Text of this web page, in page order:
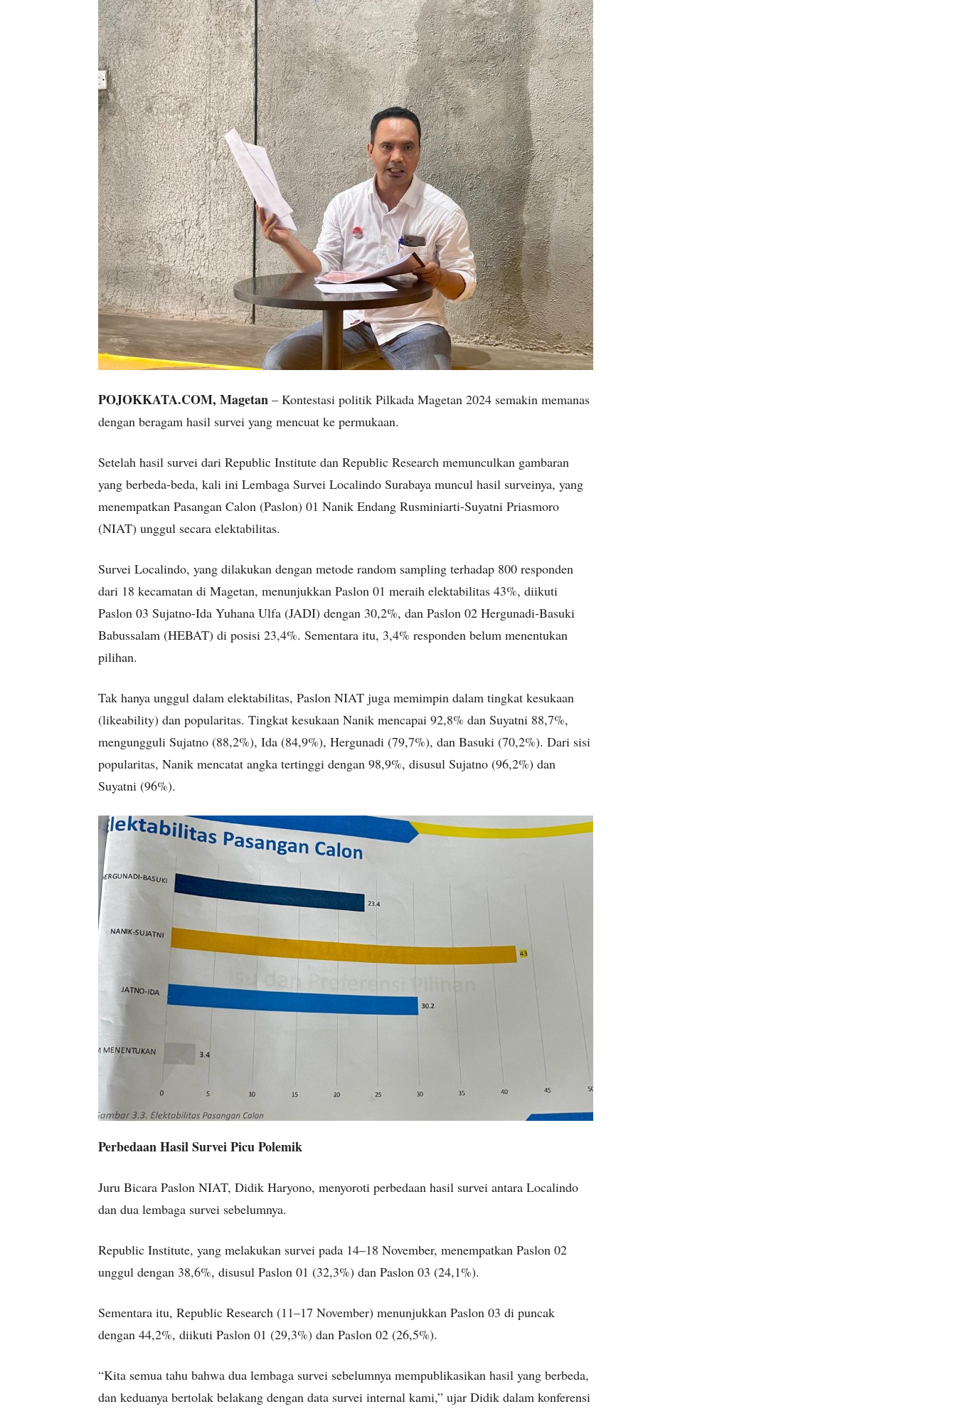
POJOKKATA.COM, Magetan – Kontestasi politik Pilkada Magetan 2024 semakin memanas
dengan beragam hasil survei yang mencuat ke permukaan.
Setelah hasil survei dari Republic Institute dan Republic Research memunculkan gambaran
yang berbeda-beda, kali ini Lembaga Survei Localindo Surabaya muncul hasil surveinya, yang
menempatkan Pasangan Calon (Paslon) 01 Nanik Endang Rusminiarti-Suyatni Priasmoro
(NIAT) unggul secara elektabilitas.
Survei Localindo, yang dilakukan dengan metode random sampling terhadap 800 responden
dari 18 kecamatan di Magetan, menunjukkan Paslon 01 meraih elektabilitas 43%, diikuti
Paslon 03 Sujatno-Ida Yuhana Ulfa (JADI) dengan 30,2%, dan Paslon 02 Hergunadi-Basuki
Babussalam (HEBAT) di posisi 23,4%. Sementara itu, 3,4% responden belum menentukan
pilihan.
Tak hanya unggul dalam elektabilitas, Paslon NIAT juga memimpin dalam tingkat kesukaan
(likeability) dan popularitas. Tingkat kesukaan Nanik mencapai 92,8% dan Suyatni 88,7%,
mengungguli Sujatno (88,2%), Ida (84,9%), Hergunadi (79,7%), dan Basuki (70,2%). Dari sisi
popularitas, Nanik mencatat angka tertinggi dengan 98,9%, disusul Sujatno (96,2%) dan
Suyatni (96%).
Perbedaan Hasil Survei Picu Polemik
Juru Bicara Paslon NIAT, Didik Haryono, menyoroti perbedaan hasil survei antara Localindo
dan dua lembaga survei sebelumnya.
Republic Institute, yang melakukan survei pada 14–18 November, menempatkan Paslon 02
unggul dengan 38,6%, disusul Paslon 01 (32,3%) dan Paslon 03 (24,1%).
Sementara itu, Republic Research (11–17 November) menunjukkan Paslon 03 di puncak
dengan 44,2%, diikuti Paslon 01 (29,3%) dan Paslon 02 (26,5%).
“Kita semua tahu bahwa dua lembaga survei sebelumnya mempublikasikan hasil yang berbeda,
dan keduanya bertolak belakang dengan data survei internal kami,” ujar Didik dalam konferensi